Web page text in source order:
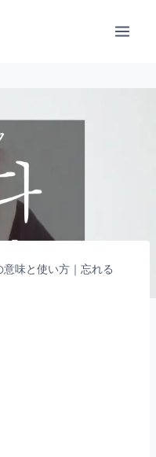
味と使い方｜忘れる